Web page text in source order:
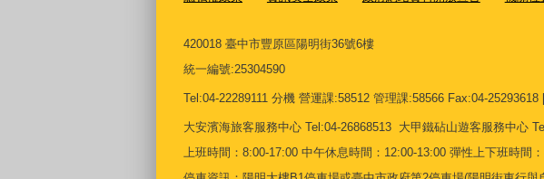
420018 臺中市豐原區陽明街36號6樓
統一編號:25304590
Tel:04-22289111 分機 營運課:58512 管理課:58566 Fax:04-25293618
大安濱海旅客服務中心 Tel:04-26868513 大甲鐵砧山遊客服務中心
上班時間：8:00-17:00 中午休息時間：12:00-13:00 彈性上下班時間